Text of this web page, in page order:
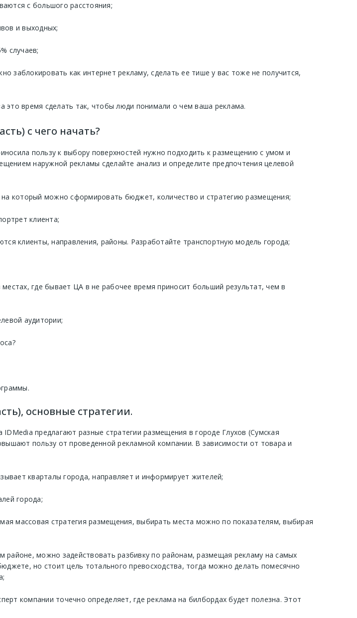
с большого расстояния;
и выходных;
случаев;
заблокировать как интернет рекламу, сделать ее тише у вас тоже не получится,
это время сделать так, чтобы люди понимали о чем ваша реклама.
с чего начать?
пользу к выбору поверхностей нужно подходить к размещению с умом и
наружной рекламы сделайте анализ и определите предпочтения целевой
который можно сформировать бюджет, количество и стратегию размещения;
клиента;
клиенты, направления, районы. Разработайте транспортную модель города;
где бывает ЦА в не рабочее время приносит больший результат, чем в
аудитории;
основные стратегии.
предлагают разные стратегии размещения в городе Глухов (Сумская
пользу от проведенной рекламной компании. В зависимости от товара и
кварталы города, направляет и информирует жителей;
города;
массовая стратегия размещения, выбирать места можно по показателям, выбирая
районе, можно задействовать разбивку по районам, размещая рекламу на самых
но стоит цель тотального превосходства, тогда можно делать помесячно
компании точечно определяет, где реклама на билбордах будет полезна. Этот